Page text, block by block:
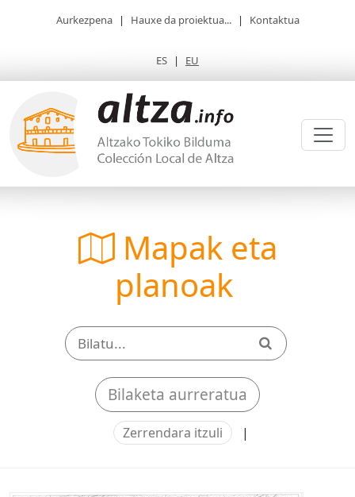
Aurkezpena | Hauxe da proiektua... | Kontaktua
ES | EU
Mapak eta
planoak
Bilaketa aurreratua
Zerrendara itzuli |